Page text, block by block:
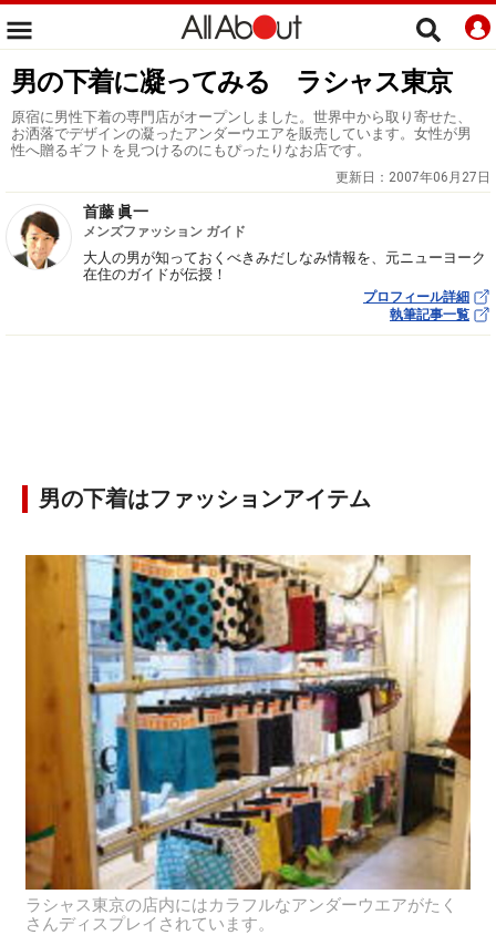
男の下着に凝ってみる ラシャス東京
原宿に男性下着の専門店がオープンしました。世界中から取り寄せた、
お洒落でデザインの凝ったアンダーウエアを販売しています。女性が男
性へ贈るギフトを見つけるのにもぴったりなお店です。
更新日： 2007年06月27日
首藤 眞一
メンズファッション ガイド
大人の男が知っておくべきみだしなみ情報を、元ニューヨーク
在住のガイドが伝授！
プロフィール詳細
執筆記事一覧
男の下着はファッションアイテム
ラシャス東京の店内にはカラフルなアンダーウエアがたく
さんディスプレイされています。